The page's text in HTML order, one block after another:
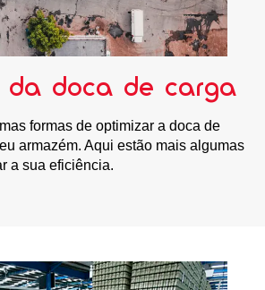
da doca de carga
formas de optimizar a doca de
armazém. Aqui estão mais algumas
a sua eficiência.